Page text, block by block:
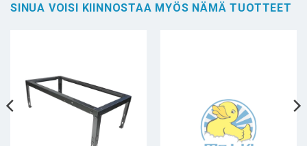
SINUA VOISI KIINNOSTAA MYÖS NÄMÄ TUOTTEET